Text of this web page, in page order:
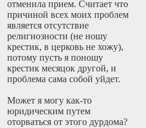
отменила прием. Считает что
причиной всех моих проблем
является отсутствие
религиозности (не ношу
крестик, в церковь не хожу),
потому пусть я поношу
крестик месяцок другой, и
проблема сама собой уйдет.
Может я могу как-то
юридическим путем
оторваться от этого дурдома?